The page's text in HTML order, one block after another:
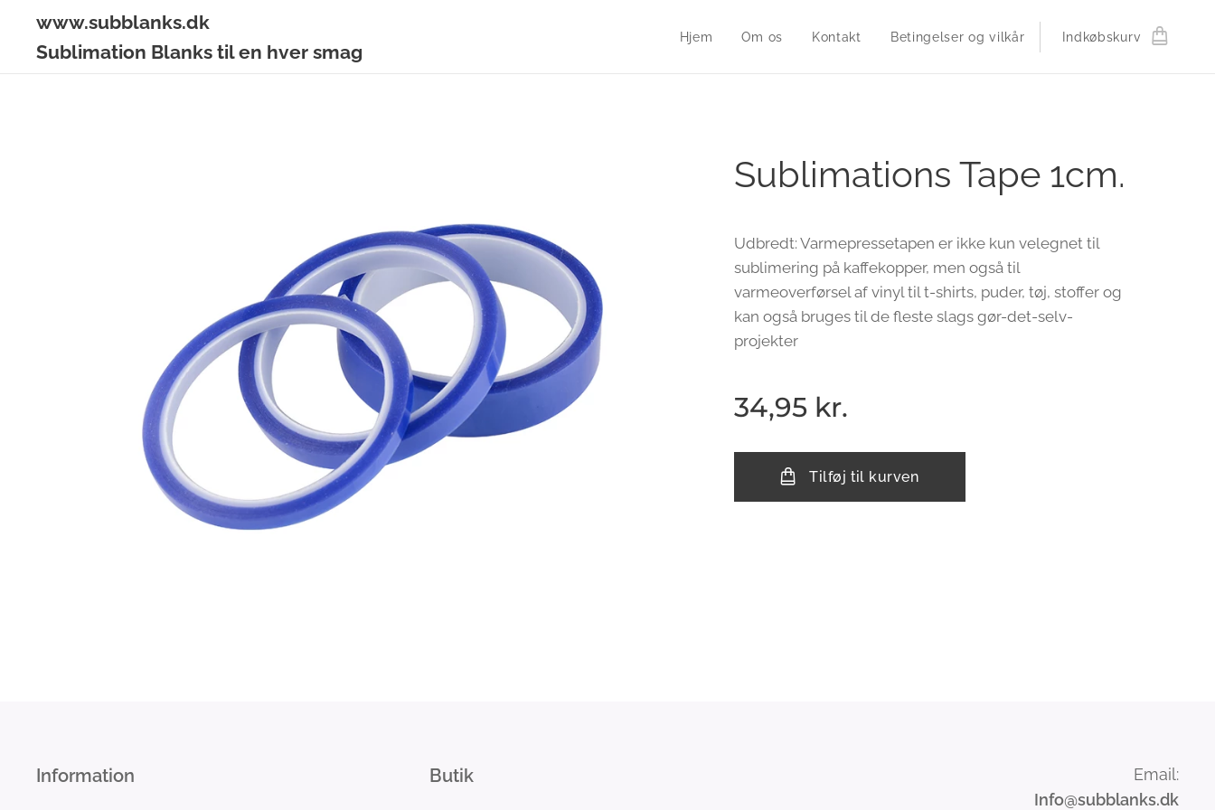
www.subblanks.dk
Sublimation Blanks til en hver smag
Hjem Om os Kontakt Betingelser og vilkår Indkøbskurv
Sublimations Tape 1cm.
Udbredt: Varmepressetapen er ikke kun velegnet til
sublimering på kaffekopper, men også til
varmeoverførsel af vinyl til t-shirts, puder, tøj, stoffer og
kan også bruges til de fleste slags gør-det-selv-
projekter
34,95 kr.
Tilføj til kurven
Information Butik
Email:
Info@subblanks.dk